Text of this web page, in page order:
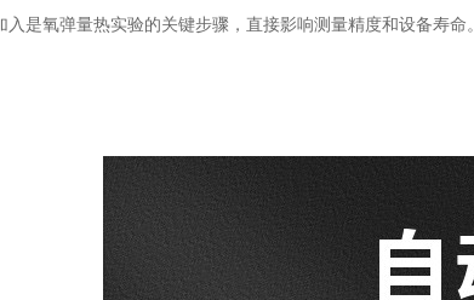
是氧弹量热实验的关键步骤，直接影响测量精度和设备寿命‌。